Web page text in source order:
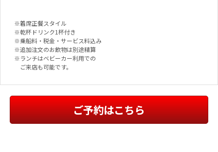
※着席正餐スタイル
※乾杯ドリンク1杯付き
※乗船料・税金・サービス料込み
※追加注文のお飲物は別途精算
※ランチはベビーカー利用での
ご来店も可能です。
ご予約はこちら